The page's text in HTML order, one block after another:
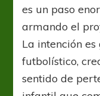
es un paso
armando el
La intención
futbolístico,
sentido de